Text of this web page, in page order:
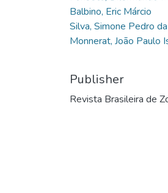
Balbino, Eric Márcio
Silva, Simone Pedro da
Monnerat, João Paulo
Publisher
Revista Brasileira de